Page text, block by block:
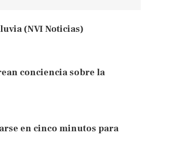
(NVI Noticias)
conciencia sobre la
en cinco minutos para